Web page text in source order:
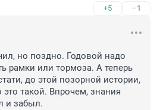
+5 –1
но поздно. Годовой надо
рамки или тормоза. А теперь
до этой позорной истории,
такой. Впрочем, знания
и забыл.